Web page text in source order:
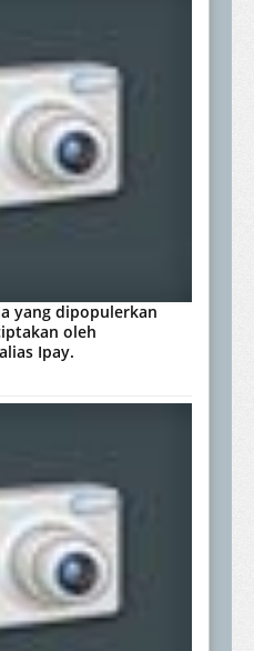
yang dipopulerkan
oleh
Ipay.